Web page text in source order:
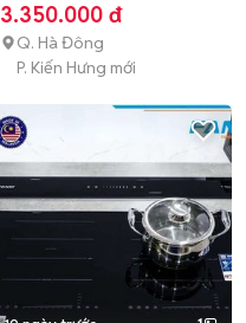
3.350.000 đ
Q. Hà Đông
P. Kiến Hưng mới